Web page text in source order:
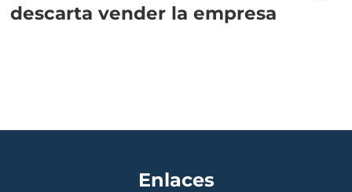
descarta vender la empresa
Enlaces